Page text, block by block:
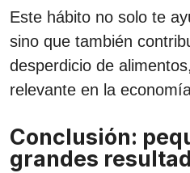
Este hábito no solo te
sino que también
desperdicio de
relevante en la
Conclusión:
grandes